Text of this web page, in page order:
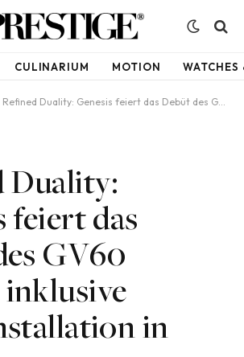
CULINARIUM MOTION WATCHES
Refined Duality: Genesis feiert das Debüt des GV60 Magma inklusive Kunstinstallation in Zürich
Duality:
feiert das
GV60
inklusive
in